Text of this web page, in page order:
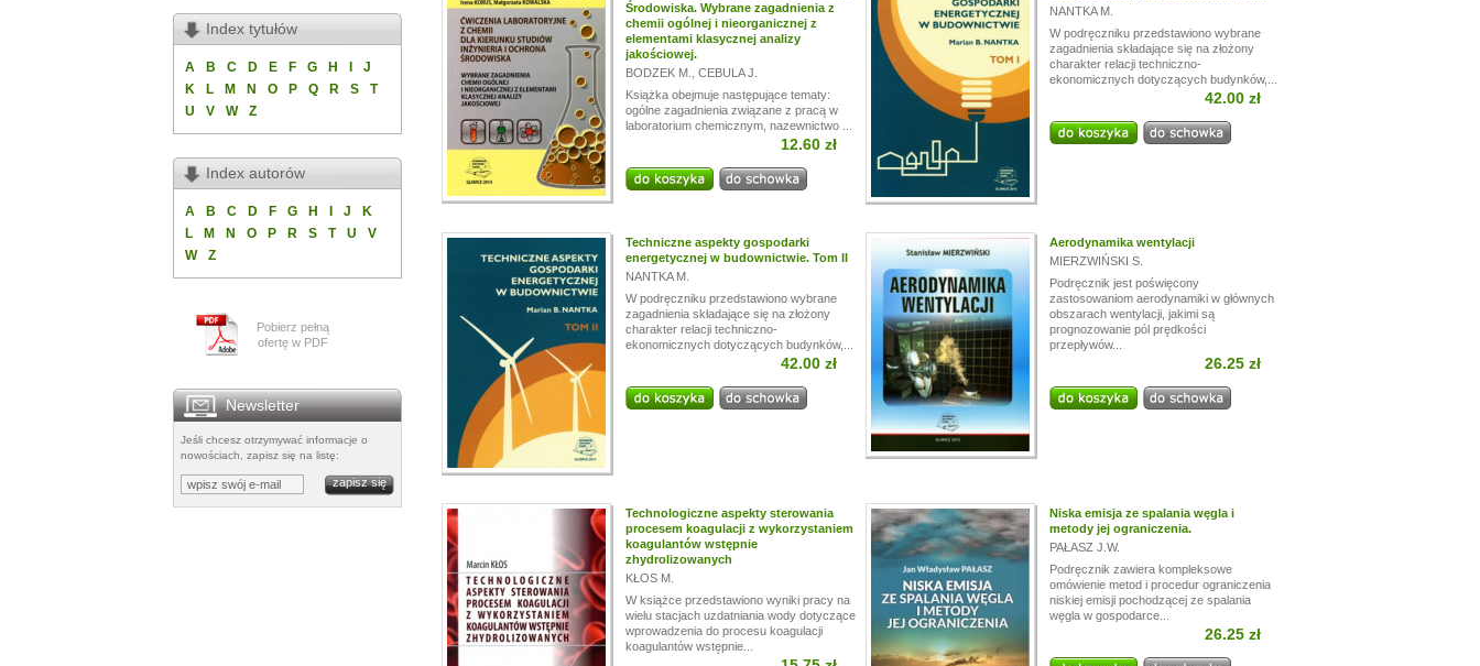
Index tytułów
A B C D E F G H
J
K
L M N O P Q R S
T
U
V W Z
Index autorów
A B C D F G H J
K
L
M N O P R S T U
V
W
Z
Pobierz pełną
ofertę w PDF
Newsletter
Jeśli chcesz otrzymywać informacje o
nowościach, zapisz się na listę:
Środowiska. Wybrane zagadnienia z
chemii ogólnej i nieorganicznej z
elementami klasycznej analizy
jakościowej.
BODZEK M.
CEBULA J.
Książka obejmuje następujące tematy:
ogólne zagadnienia związane z pracą w
laboratorium chemicznym, nazewnictwo ...
12.60 zł
NANTKA M.
W podręczniku przedstawiono wybrane
zagadnienia składające się na złożony
charakter relacji techniczno-
ekonomicznych dotyczących budynków,...
42.00 zł
Techniczne aspekty gospodarki
energetycznej w budownictwie. Tom II
NANTKA M.
W podręczniku przedstawiono wybrane
zagadnienia składające się na złożony
charakter relacji techniczno-
ekonomicznych dotyczących budynków,...
42.00 zł
Aerodynamika wentylacji
MIERZWIŃSKI S.
Podręcznik jest poświęcony
zastosowaniom aerodynamiki w głównych
obszarach wentylacji, jakimi są
prognozowanie pól prędkości
przepływów...
26.25 zł
Technologiczne aspekty sterowania
procesem koagulacji z wykorzystaniem
koagulantów wstępnie
zhydrolizowanych
KŁOS M.
W książce przedstawiono wyniki pracy na
wielu stacjach uzdatniania wody dotyczące
wprowadzenia do procesu koagulacji
koagulantów wstępnie...
Niska emisja ze spalania węgla i
metody jej ograniczenia.
PAŁASZ J.W.
Podręcznik zawiera kompleksowe
omówienie metod i procedur ograniczenia
niskiej emisji pochodzącej ze spalania
węgla w gospodarce...
26.25 zł